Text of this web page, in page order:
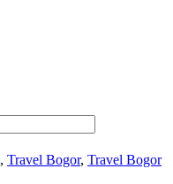
, Travel Bogor, Travel Bogor